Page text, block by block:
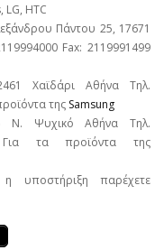
LG, HTC
Πάντου 25, 17671
Fax: 2119991499
Χαϊδάρι Αθήνα Τηλ.
της Samsung
Ν. Ψυχικό Αθήνα Τηλ.
Για τα προϊόντα της
υποστήριξη παρέχετε